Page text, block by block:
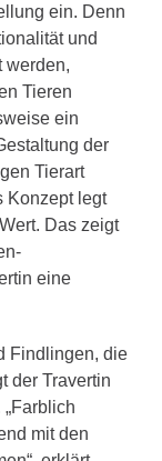
ein. Denn
und
werden,
Tieren
ein
der
Tierart
Konzept legt
Das zeigt
eine
Findlingen, die
der Travertin
mit den